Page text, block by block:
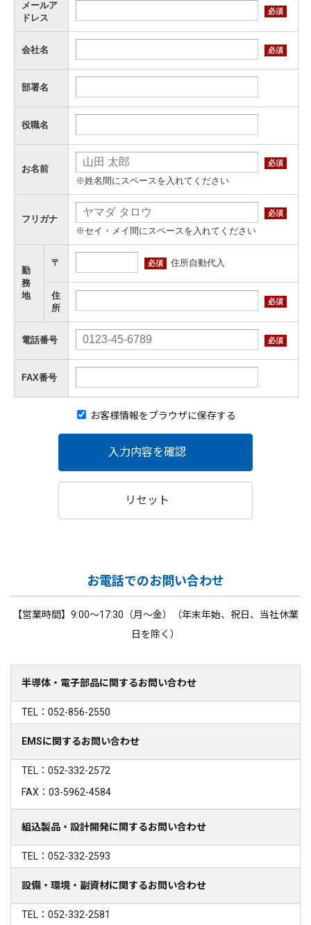
メールア
ドレス
必須
会社名 必須
部署名
役職名
お名前
必須
※姓名間にスペースを入れてください
フリガナ
必須
※セイ・メイ間にスペースを入れてください
勤
務
地
〒 必須 住所自動代入
住
所
必須
電話番号 必須
FAX番号
お客様情報をブラウザに保存する
入力内容を確認
リセット
お電話でのお問い合わせ
【営業時間】9:00～17:30（月～金）（年末年始、祝日、当社休業
日を除く）
半導体・電子部品に関するお問い合わせ
TEL：052-856-2550
EMSに関するお問い合わせ
TEL：052-332-2572
FAX：03-5962-4584
組込製品・設計開発に関するお問い合わせ
TEL：052-332-2593
設備・環境・副資材に関するお問い合わせ
TEL：052-332-2581